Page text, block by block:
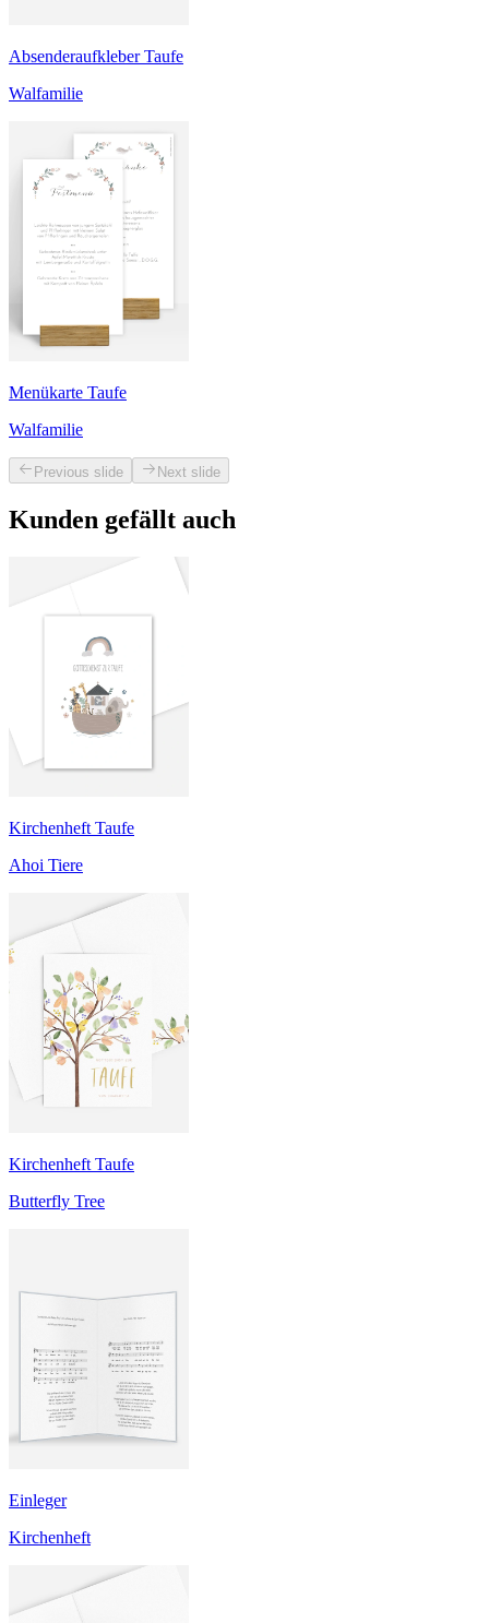
Absenderaufkleber Taufe
Walfamilie
Menükarte Taufe
Walfamilie
Previous slide Next slide
Kunden gefällt auch
Kirchenheft Taufe
Ahoi Tiere
Kirchenheft Taufe
Butterfly Tree
Einleger
Kirchenheft